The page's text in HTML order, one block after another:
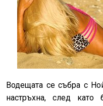
Водещата се събра с
настръхна, след